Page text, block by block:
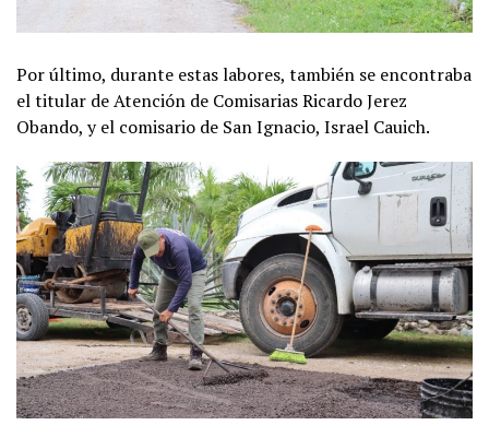
Por último, durante estas labores, también se encontraba
el titular de Atención de Comisarias Ricardo Jerez
Obando, y el comisario de San Ignacio, Israel Cauich.